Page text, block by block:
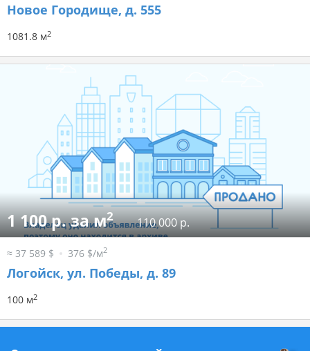
Новое Городище, д. 555
1081.8 м2
1 100 р. за м2 110 000 р.
≈ 37 589 $ 376 $/м2
Логойск, ул. Победы, д. 89
100 м2